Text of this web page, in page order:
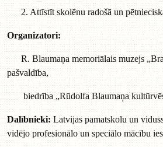
2. Attīstīt skolēnu radošā un
Organizatori:
R. Blaumaņa memoriālais muzejs
pašvaldība,
biedrība „Rūdolfa Blaumaņa
Dalībnieki:Latvijas pamatskolu un
vidējo profesionālo un speciālo mācību